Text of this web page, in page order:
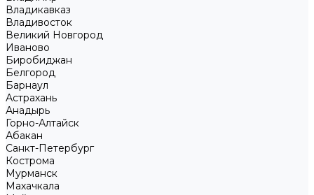
Владикавказ
Владивосток
Великий Новгород
Иваново
Биробиджан
Белгород
Барнаул
Астрахань
Анадырь
Горно-Алтайск
Абакан
Санкт-Петербург
Кострома
Мурманск
Махачкала